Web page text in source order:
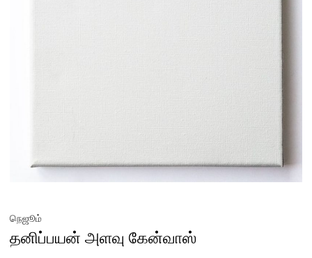
நெஜூம்
தனிப்பயன் அளவு கேன்வாஸ்